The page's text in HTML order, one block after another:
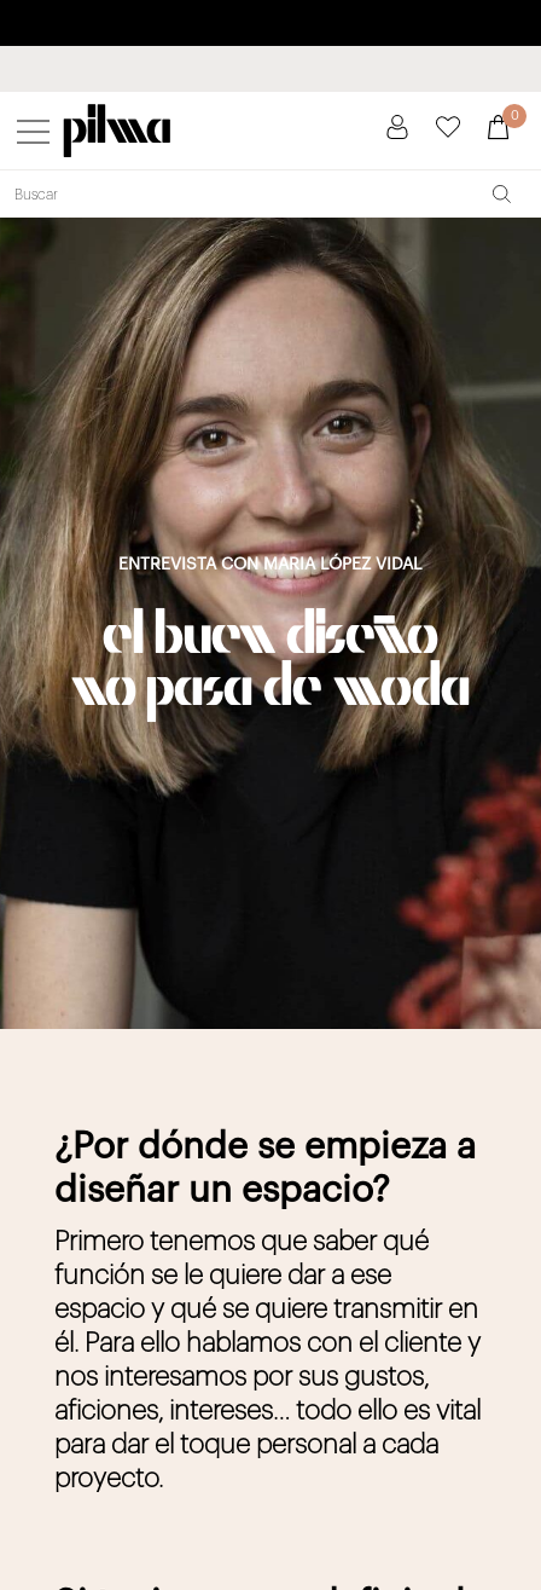
pilma 0
ENTREVISTA CON MARIA LÓPEZ VIDAL
el buen diseño
no pasa de moda
¿Por dónde se empieza a
diseñar un espacio?
Primero tenemos que saber qué
función se le quiere dar a ese
espacio y qué se quiere transmitir en
él. Para ello hablamos con el cliente y
nos interesamos por sus gustos,
aficiones, intereses… todo ello es vital
para dar el toque personal a cada
proyecto.